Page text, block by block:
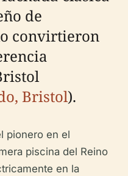
de
convirtieron
Bristol).
pionero en el
piscina del Reino
en la